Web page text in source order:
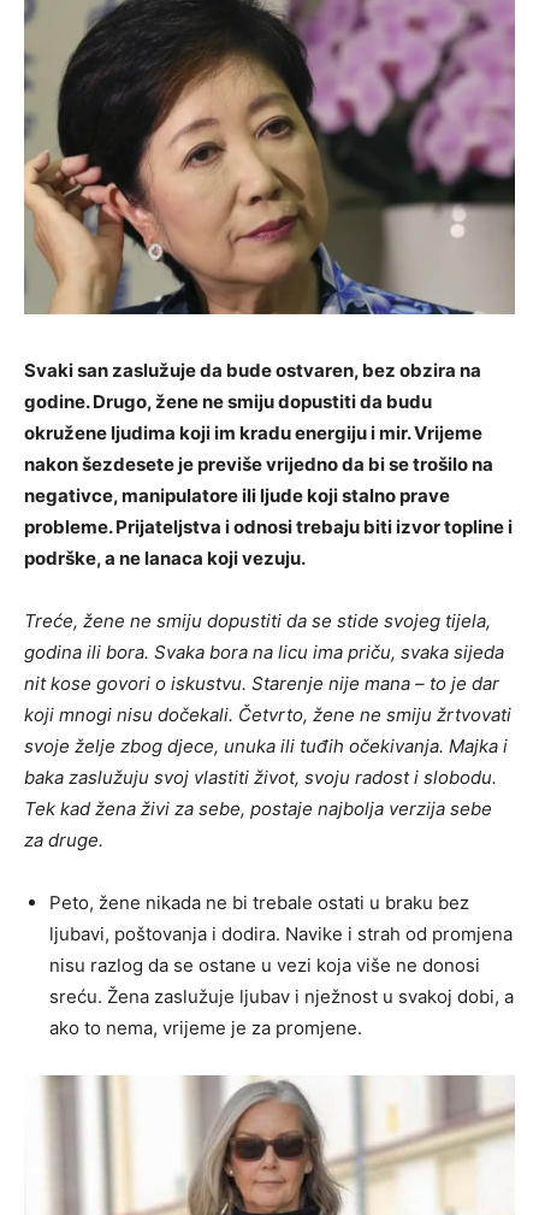
Svaki san zaslužuje da bude ostvaren, bez obzira na
godine. Drugo, žene ne smiju dopustiti da budu
okružene ljudima koji im kradu energiju i mir. Vrijeme
nakon šezdesete je previše vrijedno da bi se trošilo na
negativce, manipulatore ili ljude koji stalno prave
probleme. Prijateljstva i odnosi trebaju biti izvor topline i
podrške, a ne lanaca koji vezuju.
Treće, žene ne smiju dopustiti da se stide svojeg tijela,
godina ili bora. Svaka bora na licu ima priču, svaka sijeda
nit kose govori o iskustvu. Starenje nije mana – to je dar
koji mnogi nisu dočekali. Četvrto, žene ne smiju žrtvovati
svoje želje zbog djece, unuka ili tuđih očekivanja. Majka i
baka zaslužuju svoj vlastiti život, svoju radost i slobodu.
Tek kad žena živi za sebe, postaje najbolja verzija sebe
za druge.
Peto, žene nikada ne bi trebale ostati u braku bez
ljubavi, poštovanja i dodira. Navike i strah od promjena
nisu razlog da se ostane u vezi koja više ne donosi
sreću. Žena zaslužuje ljubav i nježnost u svakoj dobi, a
ako to nema, vrijeme je za promjene.